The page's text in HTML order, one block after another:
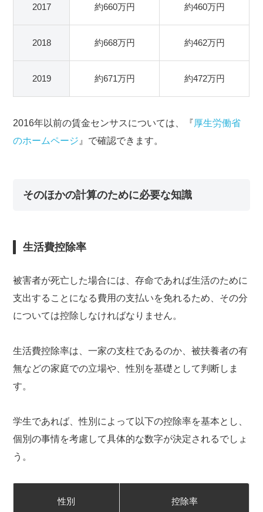
2017 約660万円 約460万円
2018 約668万円 約462万円
2019 約671万円 約472万円
2016年以前の賃金センサスについては、『厚生労働省
のホームページ 』で確認できます。
そのほかの計算のために必要な知識
生活費控除率
被害者が死亡した場合には、存命であれば生活のために
支出することになる費用の支払いを免れるため、その分
については控除しなければなりません。
生活費控除率は、一家の支柱であるのか、被扶養者の有
無などの家庭での立場や、性別を基礎として判断しま
す。
学生であれば、性別によって以下の控除率を基本とし、
個別の事情を考慮して具体的な数字が決定されるでしょ
う。
性別 控除率